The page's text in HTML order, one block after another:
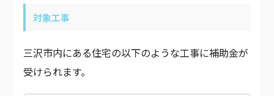
対象工事
三沢市内にある住宅の以下のような工事に補助金が
受けられます。